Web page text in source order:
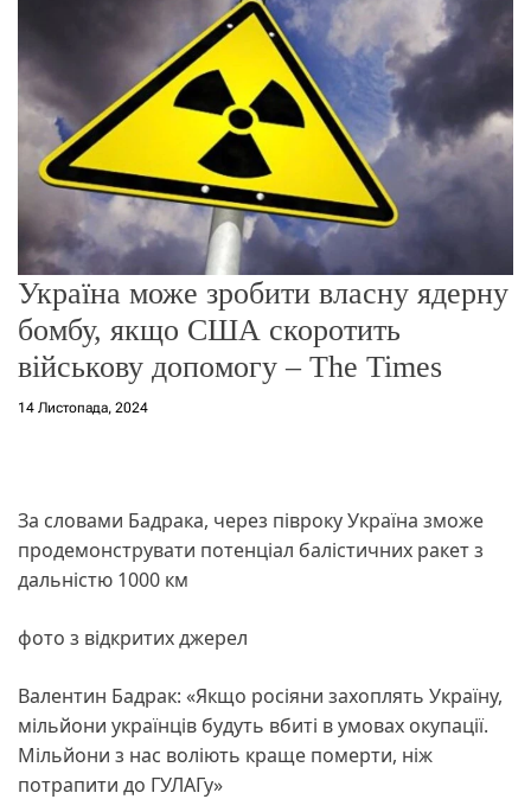
и
у
Україна може зробити власну ядерну
бомбу, якщо США скоротить
військову допомогу – The Times
14 Листопада, 2024
За словами Бадрака, через півроку Україна зможе
продемонструвати потенціал балістичних ракет з
дальністю 1000 км
фото з відкритих джерел
Валентин Бадрак: «Якщо росіяни захоплять Україну,
мільйони українців будуть вбиті в умовах окупації.
Мільйони з нас воліють краще померти, ніж
потрапити до ГУЛАГу»